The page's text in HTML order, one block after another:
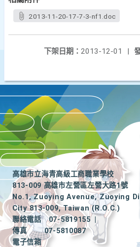
2013-11-20-17-7-3-nf1.doc
下架日期： 2013-12-01
|
高雄市立海青高級工商職業學校
813-009 高雄市左營區左營大路1號
No.1, Zuoying Avenue, Zuoying
City 813-009, Taiwan (R.O.C.)
聯絡電話
07-5819155
|
傳真
07-5810087
電子信箱